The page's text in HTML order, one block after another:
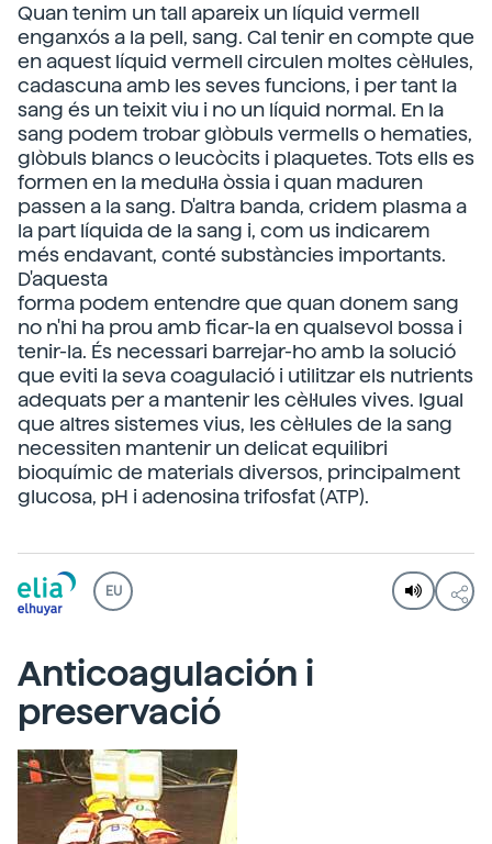
Quan tenim un tall apareix un líquid vermell
enganxós a la pell, sang. Cal tenir en compte que
en aquest líquid vermell circulen moltes cèl·lules,
cadascuna amb les seves funcions, i per tant la
sang és un teixit viu i no un líquid normal. En la
sang podem trobar glòbuls vermells o hematies,
glòbuls blancs o leucòcits i plaquetes. Tots ells es
formen en la medul·la òssia i quan maduren
passen a la sang. D'altra banda, cridem plasma a
la part líquida de la sang i, com us indicarem
més endavant, conté substàncies importants.
D'aquesta
forma podem entendre que quan donem sang
no n'hi ha prou amb ficar-la en qualsevol bossa i
tenir-la. És necessari barrejar-ho amb la solució
que eviti la seva coagulació i utilitzar els nutrients
adequats per a mantenir les cèl·lules vives. Igual
que altres sistemes vius, les cèl·lules de la sang
necessiten mantenir un delicat equilibri
bioquímic de materials diversos, principalment
glucosa, pH i adenosina trifosfat (ATP).
EU
Anticoagulación i
preservació